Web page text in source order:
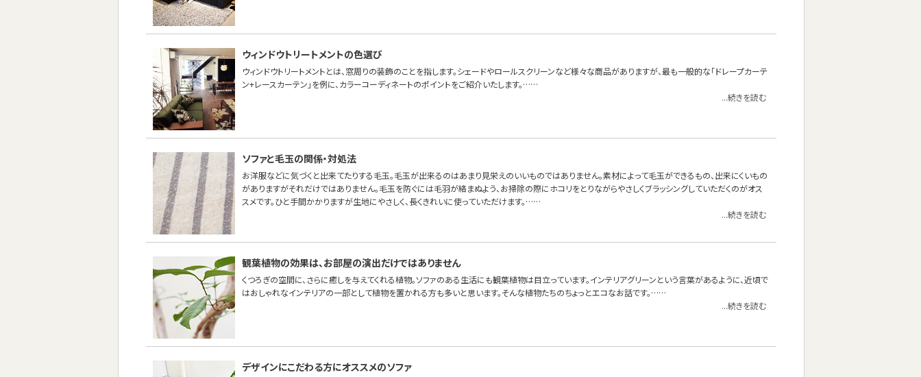
ウィンドウトリートメントの色選び
ウィンドウトリートメントとは、窓周りの装飾のことを指します。シェードやロールスクリーンなど様々な商品がありますが、最も一般的な「ドレープカーテ
ン+レースカーテン」を例に、カラーコーディネートのポイントをご紹介いたします。……
...続きを読む
ソファと毛玉の関係・対処法
お洋服などに気づくと出来てたりする毛玉。毛玉が出来るのはあまり見栄えのいいものではありません。素材によって毛玉ができるもの、出来にくいもの
がありますがそれだけではありません。毛玉を防ぐには毛羽が絡まぬよう、お掃除の際にホコリをとりながらやさしくブラッシングしていただくのがオス
スメです。ひと手間かかりますが生地にやさしく、長くきれいに使っていただけます。……
...続きを読む
観葉植物の効果は、お部屋の演出だけではありません
くつろぎの空間に、さらに癒しを与えてくれる植物。ソファのある生活にも観葉植物は目立っています。インテリアグリーンという言葉があるように、近頃で
はおしゃれなインテリアの一部として植物を置かれる方も多いと思います。そんな植物たちのちょっとエコなお話です。……
...続きを読む
デザインにこだわる方にオススメのソファ